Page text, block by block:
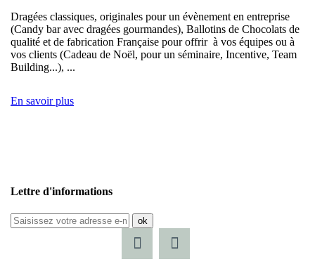
Dragées classiques, originales pour un évènement en entreprise
(Candy bar avec dragées gourmandes), Ballotins de Chocolats de
qualité et de fabrication Française pour offrir à vos équipes ou à
vos clients (Cadeau de Noël, pour un séminaire, Incentive, Team
Building...), ...
En savoir plus
Lettre d'informations
ok